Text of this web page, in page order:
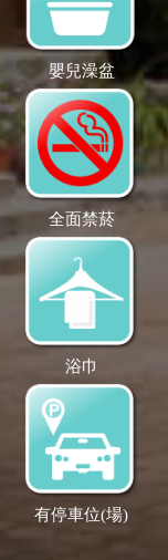
嬰兒澡盆
全面禁菸
浴巾
有停車位(場)